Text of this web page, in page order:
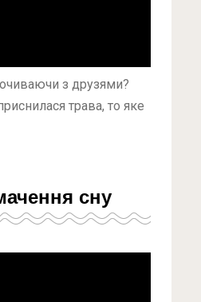
з друзями?
трава, то яке
сну